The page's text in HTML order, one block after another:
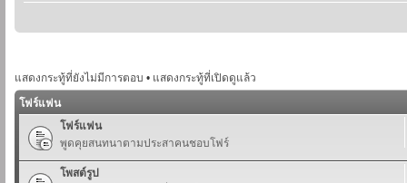
แสดงกระทู้ที่ยังไม่มีการตอบ • แสดงกระทู้ที่เปิดดูแล้ว
โฟร์แฟน
โฟร์แฟน
พูดคุยสนทนาตามประสาคนชอบโฟร์
โพสต์รูป